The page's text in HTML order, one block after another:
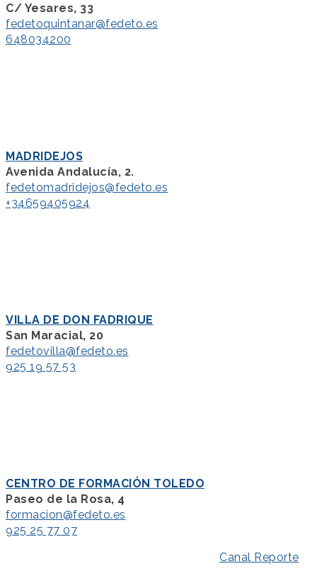
C/ Yesares, 33
fedetoquintanar@fedeto.es
648034200
MADRIDEJOS
Avenida Andalucía, 2.
fedetomadridejos@fedeto.es
+34659405924
VILLA DE DON FADRIQUE
San Maracial, 20
fedetovilla@fedeto.es
925 19 57 53
CENTRO DE FORMACIÓN TOLEDO
Paseo de la Rosa, 4
formacion@fedeto.es
925 25 77 07
Canal Reporte